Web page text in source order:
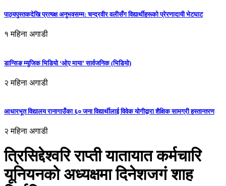
पाठ्यपुस्तकदेखि प्रत्यक्ष अनुभवसम्म: चन्द्रवीर वलीसँग विद्यार्थीहरूको प्रेरणादायी भेटघाट
१ महिना अगाडी
डान्सिङ म्युजिक भिडियो ‘ओए माया’ सार्वजनिक (भिडियो)
२ महिना अगाडी
आधारभूत विद्यालय रानागाउँका ६० जना विद्यार्थीलाई विवेक योगीद्वारा शैक्षिक सामग्री हस्तान्तरण
२ महिना अगाडी
त्रिसिद्देश्वरि राप्ती यातायात कर्मचारि
यूनियनको अध्यक्षमा दिनेशजगं शाह